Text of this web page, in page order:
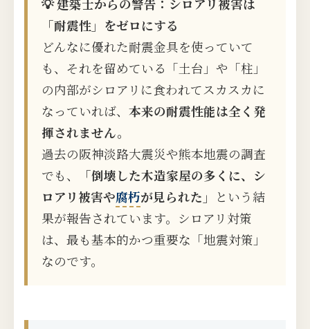
💡 建築士からの警告：シロアリ被害は
「耐震性」をゼロにする
どんなに優れた耐震金具を使っていて
も、それを留めている「土台」や「柱」
の内部がシロアリに食われてスカスカに
なっていれば、 本来の耐震性能は全く発
揮されません。
過去の阪神淡路大震災や熊本地震の調査
でも、
「倒壊した木造家屋の多くに、シ
ロアリ被害や腐朽が見られた」
という結
果が報告されています。シロアリ対策
は、最も基本的かつ重要な「地震対策」
なのです。